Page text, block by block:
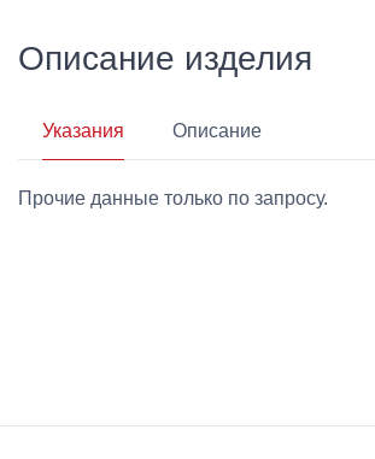
Описание изделия
Указания Описание
Прочие данные только по запросу.